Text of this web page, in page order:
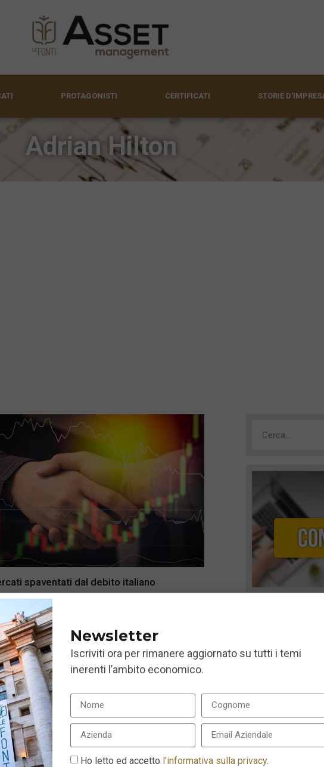
PROTAGONISTI CERTIFICATI STORIE
Adrian Hilton
spaventati dal debito italiano
2018
I più recenti
Newsletter
Iscriviti ora per rimanere aggiornato su tutti i temi
inerenti l’ambito economico.
Ho letto ed accetto l'informativa sulla privacy.